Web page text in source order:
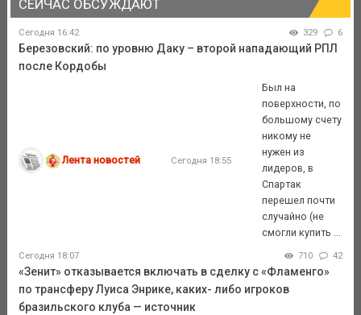
СЕЙЧАС ОБСУЖДАЮТ
Сегодня 16:42 329 6
Березовский: по уровню Даку – второй нападающий РПЛ
после Кордобы
Лента новостей Сегодня 18:55
Был на
поверхности, по
большому счету
никому не
нужен из
лидеров, в
Спартак
перешел почти
случайно (не
смогли купить ...
Сегодня 18:07 710 42
«Зенит» отказывается включать в сделку с «Фламенго»
по трансферу Луиса Энрике, каких- либо игроков
бразильского клуба — источник